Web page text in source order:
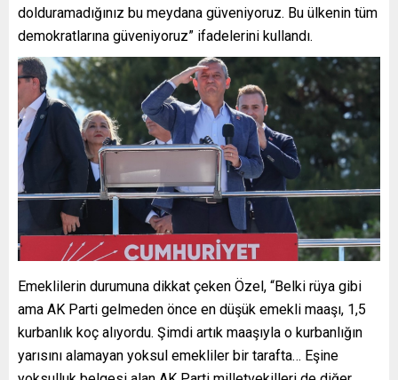
dolduramadığınız bu meydana güveniyoruz. Bu ülkenin tüm
demokratlarına güveniyoruz” ifadelerini kullandı.
Emeklilerin durumuna dikkat çeken Özel, “Belki rüya gibi
ama AK Parti gelmeden önce en düşük emekli maaşı, 1,5
kurbanlık koç alıyordu. Şimdi artık maaşıyla o kurbanlığın
yarısını alamayan yoksul emekliler bir tarafta… Eşine